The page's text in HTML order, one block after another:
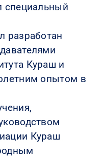
специальный
разработан
Кураш и
опытом в
Кураш